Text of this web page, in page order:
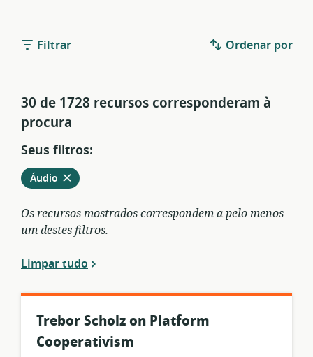
Filtrar Ordenar por
30 de 1728 recursos corresponderam à
procura
Seus filtros:
Remover
Áudio dos
filtros
Os recursos mostrados correspondem a pelo menos
um destes filtros.
Limpar tudo
Trebor Scholz on Platform
Cooperativism